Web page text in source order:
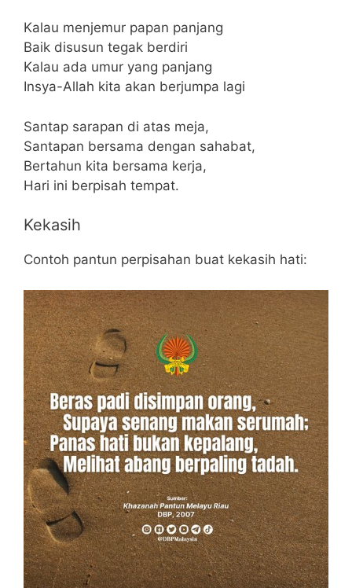
Kalau menjemur papan panjang
Baik disusun tegak berdiri
Kalau ada umur yang panjang
Insya-Allah kita akan berjumpa lagi
Santap sarapan di atas meja,
Santapan bersama dengan sahabat,
Bertahun kita bersama kerja,
Hari ini berpisah tempat.
Kekasih
Contoh pantun perpisahan buat kekasih hati: